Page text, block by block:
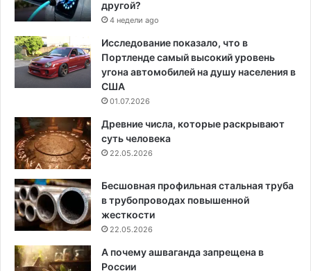
другой?
4 недели ago
Исследование показало, что в
Портленде самый высокий уровень
угона автомобилей на душу населения в
США
01.07.2026
Древние числа, которые раскрывают
суть человека
22.05.2026
Бесшовная профильная стальная труба
в трубопроводах повышенной
жесткости
22.05.2026
А почему ашваганда запрещена в
России